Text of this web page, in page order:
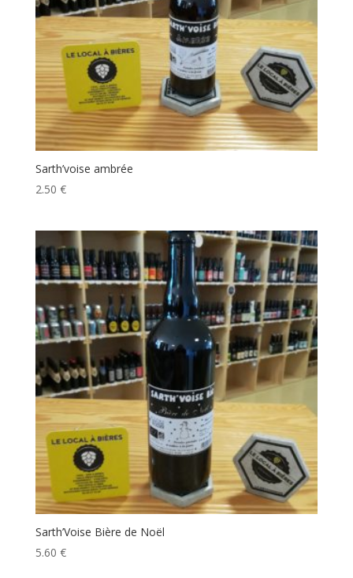
Sarth’voise ambrée
2.50 €
Sarth’Voise Bière de Noël
5.60 €